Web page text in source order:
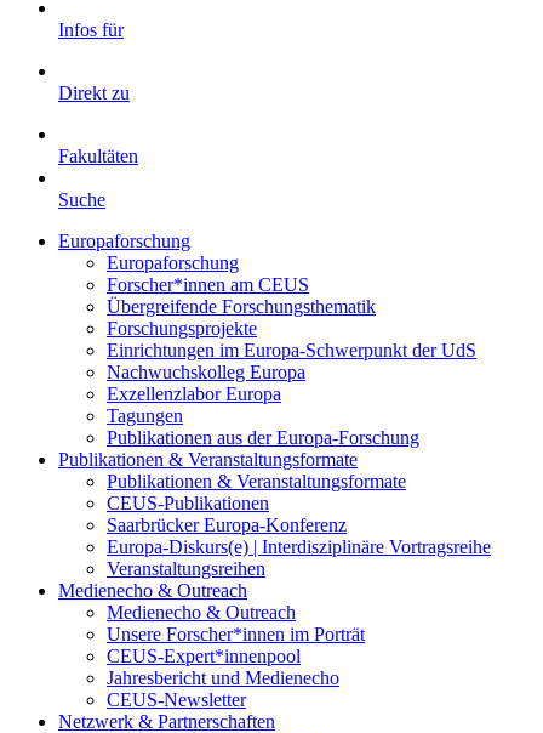
Infos für
Direkt zu
Fakultäten
Suche
Europaforschung
Europaforschung
Forscher*innen am CEUS
Übergreifende Forschungsthematik
Forschungsprojekte
Einrichtungen im Europa-Schwerpunkt der UdS
Nachwuchskolleg Europa
Exzellenzlabor Europa
Tagungen
Publikationen aus der Europa-Forschung
Publikationen & Veranstaltungsformate
Publikationen & Veranstaltungsformate
CEUS-Publikationen
Saarbrücker Europa-Konferenz
Europa-Diskurs(e) | Interdisziplinäre Vortragsreihe
Veranstaltungsreihen
Medienecho & Outreach
Medienecho & Outreach
Unsere Forscher*innen im Porträt
CEUS-Expert*innenpool
Jahresbericht und Medienecho
CEUS-Newsletter
Netzwerk & Partnerschaften